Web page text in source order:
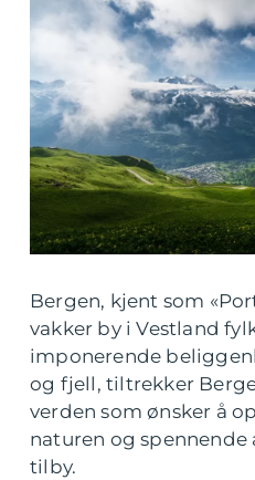
Bergen, kjent som
vakker by i Vestland
imponerende
og fjell, tiltrekker
verden som ønsker å
naturen og
tilby.